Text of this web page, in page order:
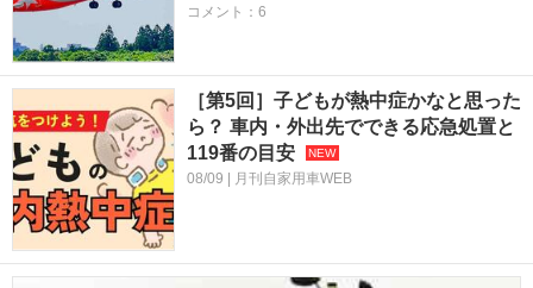
コメント：6
［第5回］子どもが熱中症かなと思った
ら？ 車内・外出先でできる応急処置と
119番の目安
08/09 | 月刊自家用車WEB